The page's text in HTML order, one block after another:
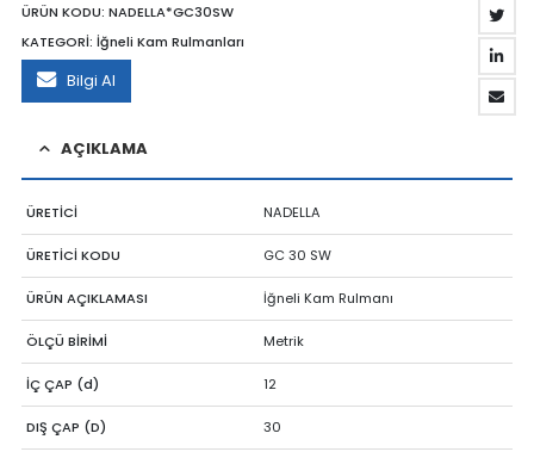
ÜRÜN KODU: NADELLA*GC30SW
KATEGORİ: İğneli Kam Rulmanları
Bilgi Al
AÇIKLAMA
ÜRETİCİ NADELLA
ÜRETİCİ KODU GC 30 SW
ÜRÜN AÇIKLAMASI İğneli Kam Rulmanı
ÖLÇÜ BİRİMİ Metrik
İÇ ÇAP (d) 12
DIŞ ÇAP (D) 30